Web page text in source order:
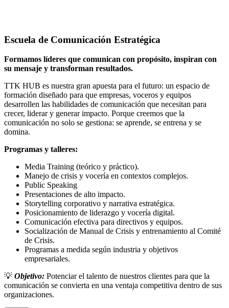
Escuela de Comunicación Estratégica
Formamos líderes que comunican con propósito, inspiran con
su mensaje y transforman resultados.
TTK HUB es nuestra gran apuesta para el futuro: un espacio de
formación diseñado para que empresas, voceros y equipos
desarrollen las habilidades de comunicación que necesitan para
crecer, liderar y generar impacto. Porque creemos que la
comunicación no solo se gestiona: se aprende, se entrena y se
domina.
Programas y talleres:
Media Training (teórico y práctico).
Manejo de crisis y vocería en contextos complejos.
Public Speaking
Presentaciones de alto impacto.
Storytelling corporativo y narrativa estratégica.
Posicionamiento de liderazgo y vocería digital.
Comunicación efectiva para directivos y equipos.
Socialización de Manual de Crisis y entrenamiento al Comité
de Crisis.
Programas a medida según industria y objetivos
empresariales.
💡 Objetivo: Potenciar el talento de nuestros clientes para que la
comunicación se convierta en una ventaja competitiva dentro de sus
organizaciones.